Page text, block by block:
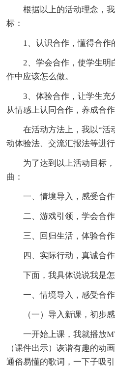
根据以上的活动理念，
标：
1、认识合作，懂得合作
2、学会合作，使学生明
作中应该怎么做。
3、体验合作，让学生充
从情感上认同合作，养成合作
在活动方法上，我以“活
动体验法、交流汇报法等进行
为了达到以上活动目标
曲：
一、情境导入，感受合作
二、游戏引领，学会合作
三、回归生活，体验合作
四、实际行动，真诚合作
下面，我具体说说我是
一、情境导入，感受合作
（一）导入新课，初步
一开始上课，我就播放
（课件出示）诙谐有趣的动
通俗易懂的歌词，一下子吸